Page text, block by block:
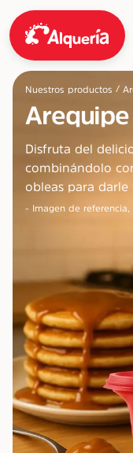
Nuestros productos /
Arequipe
Disfruta del
combinándolo
obleas para darle
- Imagen de referencia,